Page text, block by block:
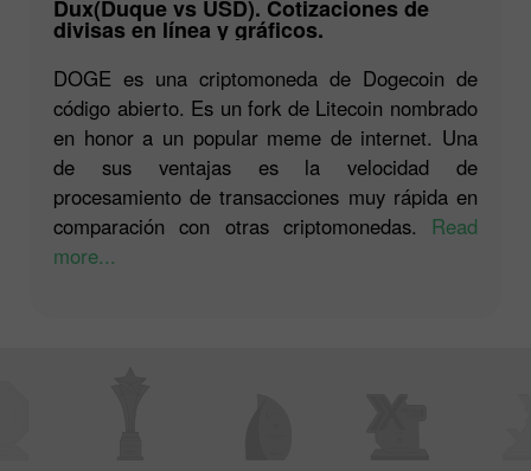
Dux(Duque vs USD). Cotizaciones de
divisas en línea y gráficos.
DOGE es una criptomoneda de Dogecoin de
código abierto. Es un fork de Litecoin nombrado
en honor a un popular meme de internet. Una
de sus ventajas es la velocidad de
procesamiento de transacciones muy rápida en
comparación con otras criptomonedas. Read
more...